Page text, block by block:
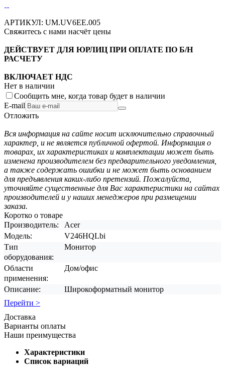
АРТИКУЛ: UM.UV6EE.005
Свяжитесь с нами насчёт цены
ДЕЙСТВУЕТ ДЛЯ ЮРЛИЦ ПРИ ОПЛАТЕ ПО Б/Н
РАСЧЕТУ
ВКЛЮЧАЕТ НДС
Нет в наличии
Сообщить мне, когда товар будет в наличии
E-mail
Отложить
Вся информация на сайте носит исключительно справочный
характер, и не является публичной офертой. Информация о
товарах, их характеристиках и комплектации может быть
изменена производителем без предварительного уведомления,
а также содержать ошибки и не может быть основанием
для предъявления каких-либо претензий. Пожалуйста,
уточняйте существенные для Вас характеристики на сайтах
производителей и у наших менеджеров при размещении
заказа.
Коротко о товаре
Производитель:
Acer
Модель:
V246HQLbi
Тип
оборудования:
Монитор
Области
применения:
Дом/офис
Описание:
Широкоформатный монитор
Перейти >
Доставка
Варианты оплаты
Наши преимущества
Характеристики
Список вариаций